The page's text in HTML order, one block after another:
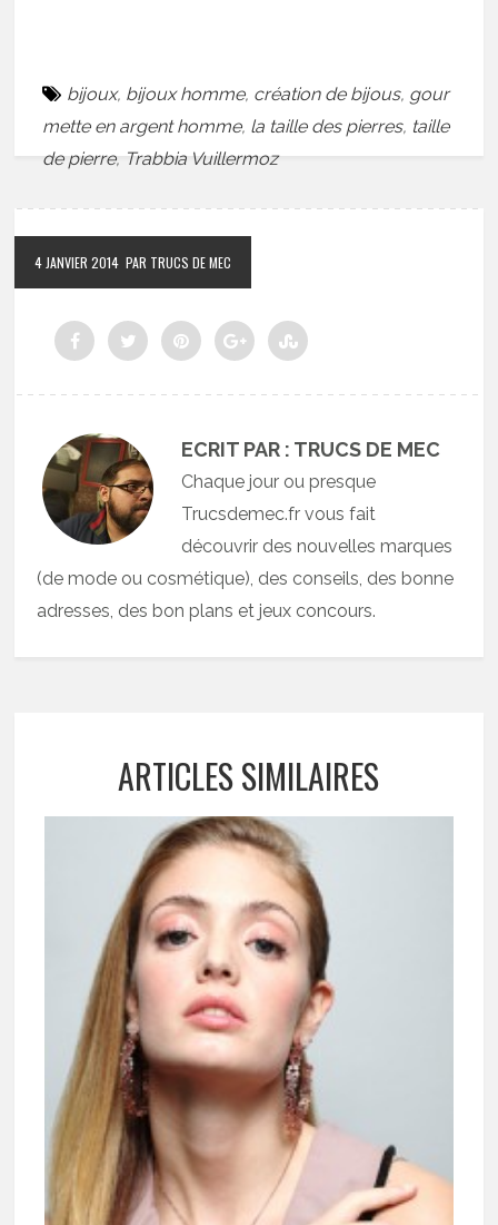
bijoux, bijoux homme, création de bijous, gour
mette en argent homme, la taille des pierres, taille
de pierre,Trabbia Vuillermoz
4 JANVIER 2014 PAR TRUCS DE MEC
ECRIT PAR : TRUCS DE MEC
Chaque jour ou presque
Trucsdemec.fr vous fait
découvrir des nouvelles marques
(de mode ou cosmétique), des conseils, des bonne
adresses, des bon plans et jeux concours.
ARTICLES SIMILAIRES